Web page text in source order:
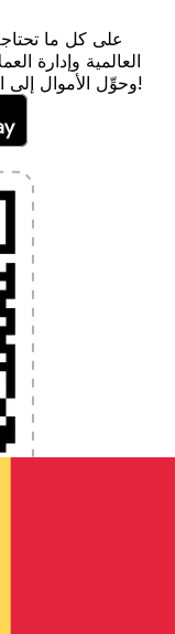
العالمية وإدارة
وحوِّل الأموال إلى الخارج بدون رسوم خفية. قم بالتحميل اليوم!